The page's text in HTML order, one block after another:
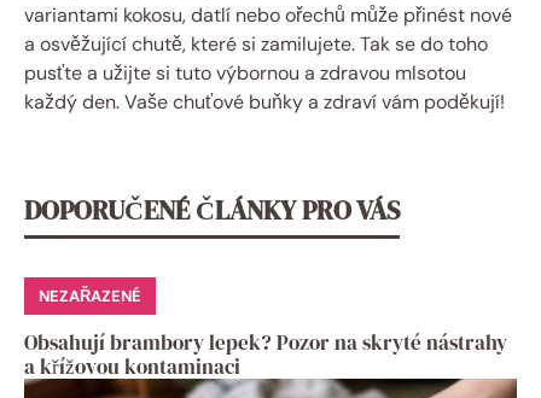
variantami kokosu, datlí nebo ořechů může přinést nové
a osvěžující chutě, které si zamilujete. Tak se do toho
pusťte a užijte si tuto výbornou a zdravou mlsotou
každý den. Vaše chuťové buňky a zdraví vám poděkují!
DOPORUČENÉ ČLÁNKY PRO VÁS
NEZAŘAZENÉ
Obsahují brambory lepek? Pozor na skryté nástrahy
a křížovou kontaminaci